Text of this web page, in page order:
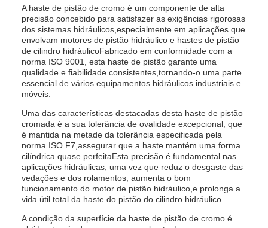
A haste de pistão de cromo é um componente de alta
precisão concebido para satisfazer as exigências rigorosas
dos sistemas hidráulicos,especialmente em aplicações que
envolvam motores de pistão hidráulico e hastes de pistão
de cilindro hidráulicoFabricado em conformidade com a
norma ISO 9001, esta haste de pistão garante uma
qualidade e fiabilidade consistentes,tornando-o uma parte
essencial de vários equipamentos hidráulicos industriais e
móveis.
Uma das características destacadas desta haste de pistão
cromada é a sua tolerância de ovalidade excepcional, que
é mantida na metade da tolerância especificada pela
norma ISO F7,assegurar que a haste mantém uma forma
cilíndrica quase perfeitaEsta precisão é fundamental nas
aplicações hidráulicas, uma vez que reduz o desgaste das
vedações e dos rolamentos, aumenta o bom
funcionamento do motor de pistão hidráulico,e prolonga a
vida útil total da haste do pistão do cilindro hidráulico.
A condição da superfície da haste de pistão de cromo é